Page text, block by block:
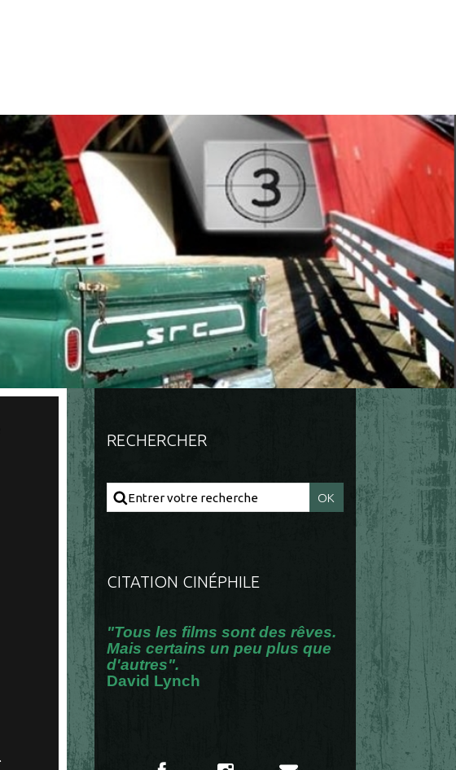
RECHERCHER
CITATION CINÉPHILE
"Tous les films sont des rêves.
Mais certains un peu plus que
d'autres".
David Lynch